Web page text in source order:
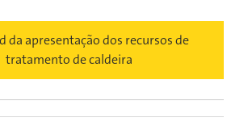
da apresentação dos recursos de
tratamento de caldeira